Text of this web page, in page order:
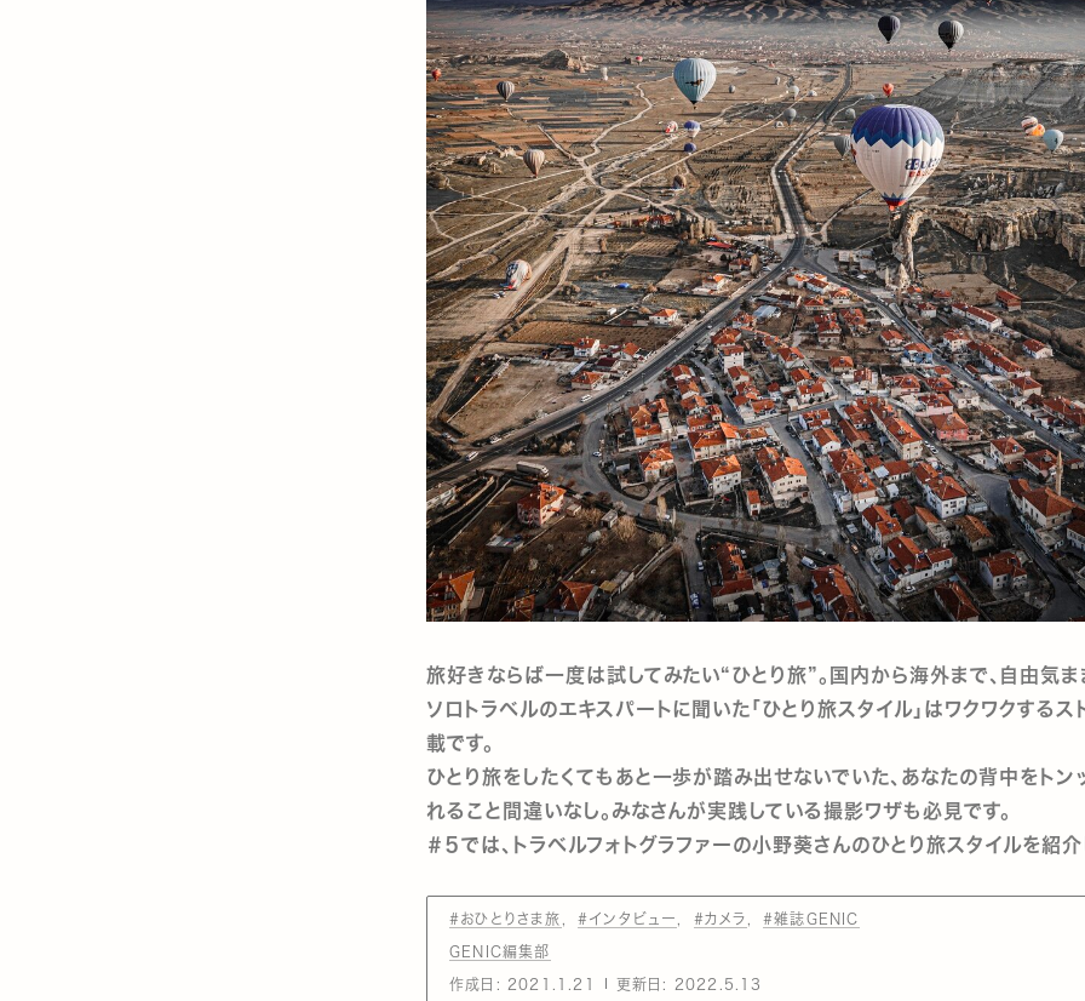
旅好きならば一度は試してみたい“ひとり旅”。国内から海外まで、自由気ま
ソロトラベルのエキスパートに聞いた「ひとり旅スタイル」はワクワクするス
載です。
ひとり旅をしたくてもあと一歩が踏み出せないでいた、あなたの背中をトン
れること間違いなし。みなさんが実践している撮影ワザも必見です。
＃５では、トラベルフォトグラファーの小野葵さんのひとり旅スタイルを紹介
#おひとりさま旅 #インタビュー #カメラ #雑誌GENIC
GENIC編集部
作成日: 2021.1.21 更新日: 2022.5.13